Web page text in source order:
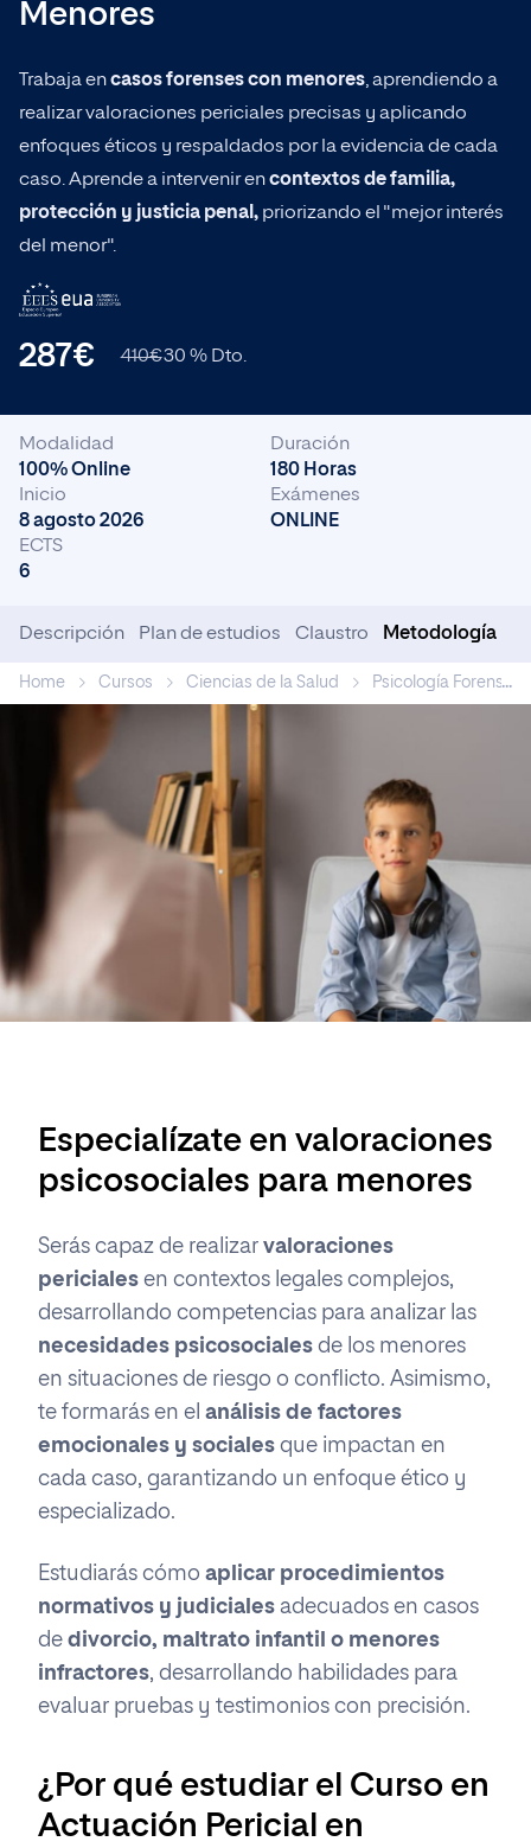
Popular ahora
Empresa
Menores
Trabaja encasos forenses con menores, aprendiendo a
realizar valoraciones periciales precisas y aplicando
enfoques éticos y respaldados por la evidencia de cada
caso. Aprende a intervenir encontextos de familia,
protección y justicia penal, priorizando el "mejor interés
del menor".
287€ 410€30 % Dto.
Modalidad
100% Online
Duración
180 Horas
Inicio
8 agosto 2026
Exámenes
ONLINE
ECTS
6
Descripción Plan de estudios Claustro Metodología
Home Cursos Ciencias de la Salud Psicología Forense
...
Especialízate en valoraciones
psicosociales para menores
Serás capaz de realizar valoraciones
periciales en contextos legales complejos,
desarrollando competencias para analizar las
necesidades psicosociales de los menores
en situaciones de riesgo o conflicto. Asimismo,
te formarás en el análisis de factores
emocionales y sociales que impactan en
cada caso, garantizando un enfoque ético y
especializado.
Estudiarás cómo aplicar procedimientos
normativos y judiciales adecuados en casos
de divorcio, maltrato infantil o menores
infractores, desarrollando habilidades para
evaluar pruebas y testimonios con precisión.
¿Por qué estudiar el Curso en
Actuación Pericial en